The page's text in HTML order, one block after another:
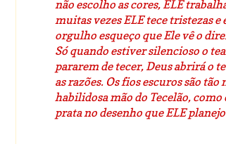
não escolho as cores, ELE
muitas vezes ELE tece tristezas e
orgulho esqueço que Ele vê o
Só quando estiver silencioso o
pararem de tecer, Deus abrirá o
as razões. Os fios escuros são tão
habilidosa mão do Tecelão, como
prata no desenho que ELE